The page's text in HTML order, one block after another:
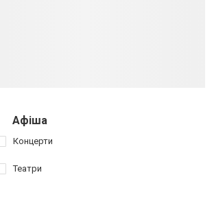
Афіша
Концерти
Театри